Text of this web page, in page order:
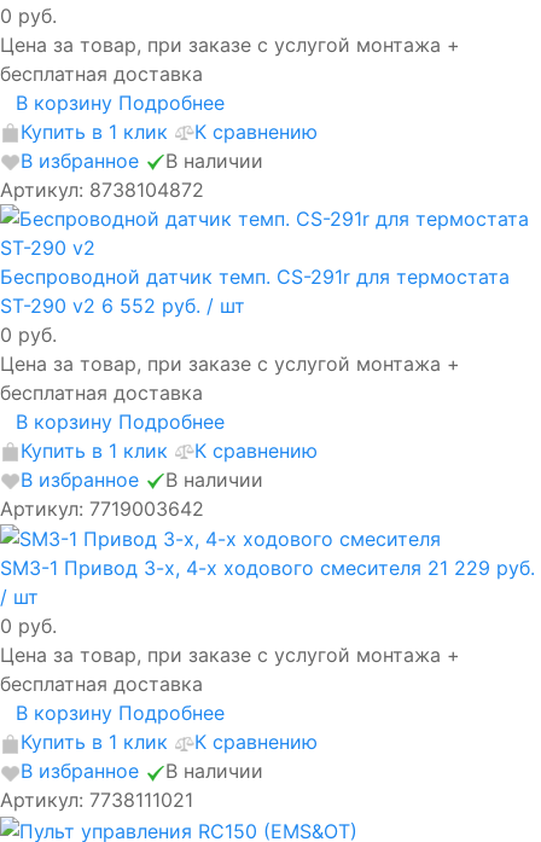
0 руб.
Цена за товар, при заказе с услугой монтажа +
бесплатная доставка
В корзину Подробнее
Купить в 1 клик
К сравнению
В избранное
В наличии
Артикул: 8738104872
Беспроводной датчик темп. CS-291r для термостата
ST-290 v2 6 552 руб. / шт
0 руб.
Цена за товар, при заказе с услугой монтажа +
бесплатная доставка
В корзину Подробнее
Купить в 1 клик
К сравнению
В избранное
В наличии
Артикул: 7719003642
SM3-1 Привод 3-х, 4-х ходового смесителя 21 229 руб.
/ шт
0 руб.
Цена за товар, при заказе с услугой монтажа +
бесплатная доставка
В корзину Подробнее
Купить в 1 клик
К сравнению
В избранное
В наличии
Артикул: 7738111021